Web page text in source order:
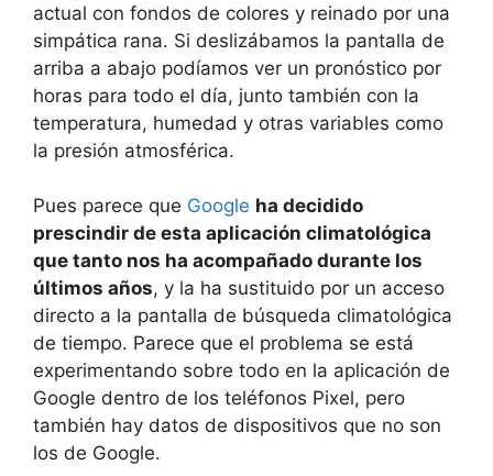
actual con fondos de colores y reinado por una
simpática rana. Si deslizábamos la pantalla de
arriba a abajo podíamos ver un pronóstico por
horas para todo el día, junto también con la
temperatura, humedad y otras variables como
la presión atmosférica.
Pues parece que Google ha decidido
prescindir de esta aplicación climatológica
que tanto nos ha acompañado durante los
últimos años, y la ha sustituido por un acceso
directo a la pantalla de búsqueda climatológica
de tiempo. Parece que el problema se está
experimentando sobre todo en la aplicación de
Google dentro de los teléfonos Pixel, pero
también hay datos de dispositivos que no son
los de Google.